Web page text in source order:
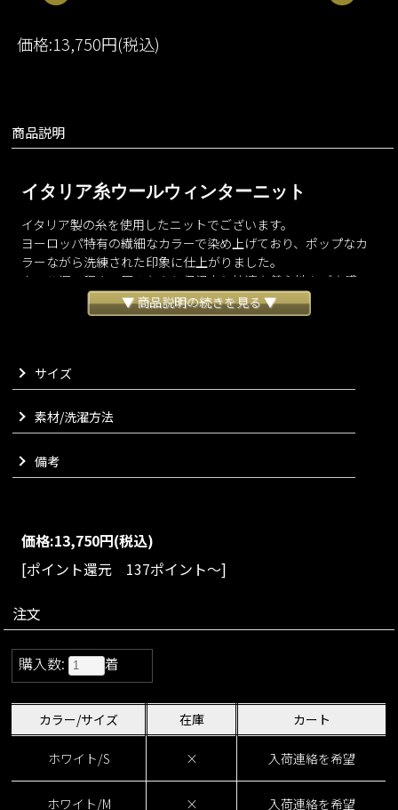
価格:13,750円(税込)
商品説明
イタリア糸ウールウィンターニット
イタリア製の糸を使用したニットでございます。
ヨーロッパ特有の繊細なカラーで染め上げており、ポップなカ
ラーながら洗練された印象に仕上がりました。
ウール混で程よい厚みもあり保温力と快適な着心地をご実感い
ただけます。
様々なボトムスと相性がよく抜群の使い勝手のニットでござい
size：S/M/L
color：ブラック/グリーン/ピンク/ターコイズ/ホ
ワイト
▼ 商品説明の続きを見る ▼
サイズ
素材/洗濯方法
備考
価格:13,750円(税込)
[ポイント還元 137ポイント～]
注文
購入数: 着
カラー/サイズ 在庫 カート
ホワイト/S × 入荷連絡を希望
ホワイト/M × 入荷連絡を希望